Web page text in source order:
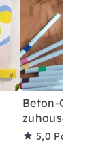
Beton-
zuhause mit
5,0